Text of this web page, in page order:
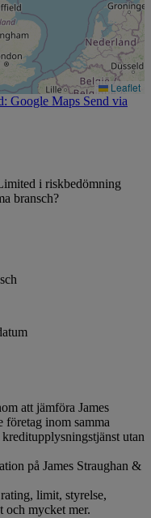
Leaflet
Google Maps Send via
i riskbedömning
bransch?
att jämföra James
inom samma
utan
på James Straughan &
limit, styrelse,
och mycket mer.